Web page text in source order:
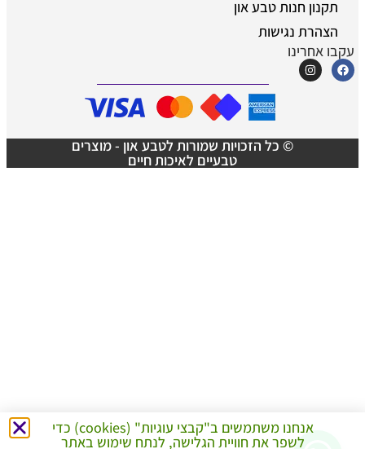
תקנון חנות טבע און
הצהרת נגישות
עקבו אחרינו
© כל הזכויות שמורות לטבע און - מוצרים
טבעיים לאיכות חיים
אנחנו משתמשים ב"קבצי עוגיות" (cookies) כדי
לשפר את חוויית הגלישה, לנתח שימוש באתר